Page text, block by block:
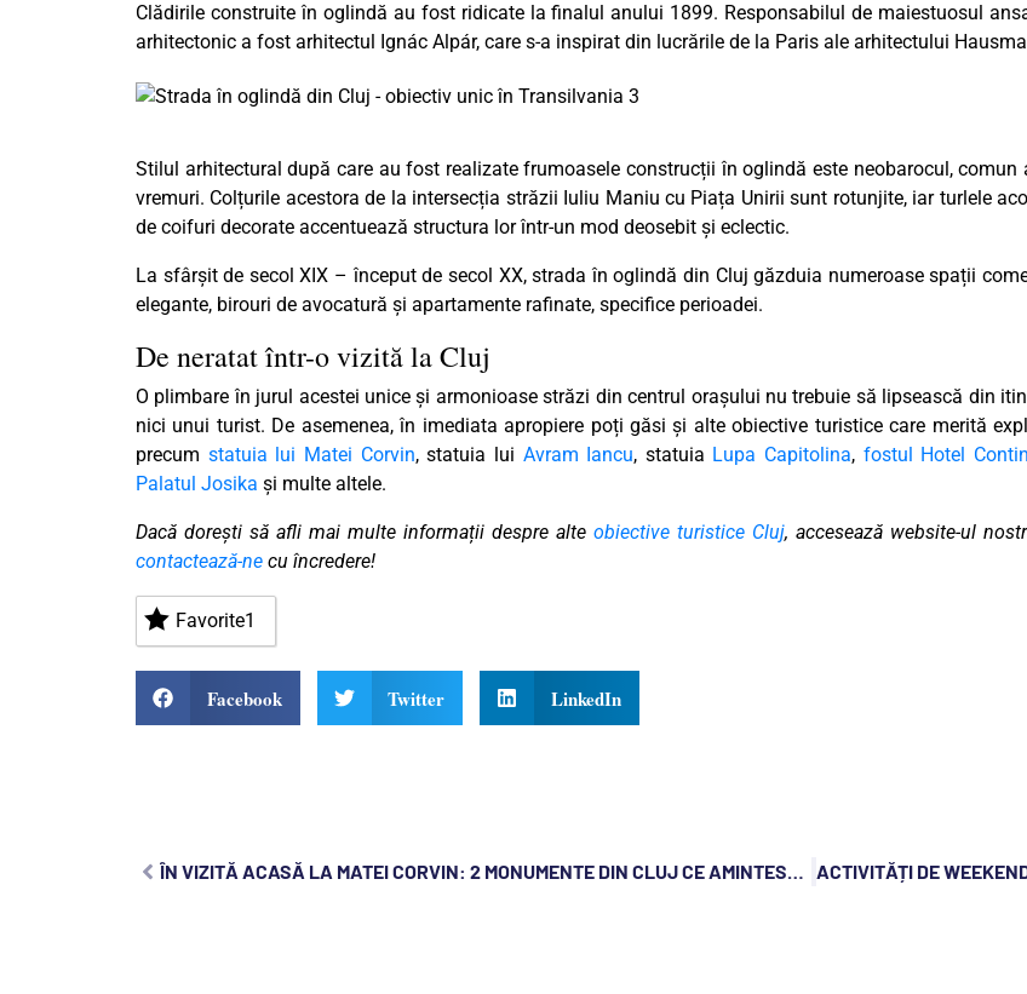
Clădirile construite în oglindă au fost ridicate la finalul anului 1899. Responsabilul de maiestuosul
arhitectonic a fost arhitectul Ignác Alpár, care s-a inspirat din lucrările de la Paris ale arhitectului
Stilul arhitectural după care au fost realizate frumoasele construcții în oglindă este neobarocul, comun
vremuri. Colțurile acestora de la intersecția străzii Iuliu Maniu cu Piața Unirii sunt rotunjite, iar turlele
de coifuri decorate accentuează structura lor într-un mod deosebit și eclectic.
La sfârșit de secol XIX – început de secol XX, strada în oglindă din Cluj găzduia numeroase spații
elegante, birouri de avocatură și apartamente rafinate, specifice perioadei.
De neratat într-o vizită la Cluj
O plimbare în jurul acestei unice și armonioase străzi din centrul orașului nu trebuie să lipsească din
nici unui turist. De asemenea, în imediata apropiere poți găsi și alte obiective turistice care merită
precum statuia lui Matei Corvin, statuia lui Avram Iancu, statuia Lupa Capitolina, fostul Hotel
Palatul Josika și multe altele.
Dacă dorești să afli mai multe informații despre alte obiective turistice Cluj, accesează website-ul
contactează-ne cu încredere!
Favorite1
Facebook Twitter LinkedIn
ÎN VIZITĂ ACASĂ LA MATEI CORVIN: 2 MONUMENTE DIN CLUJ CE AMINTESC DE REGELE MAGHIAR